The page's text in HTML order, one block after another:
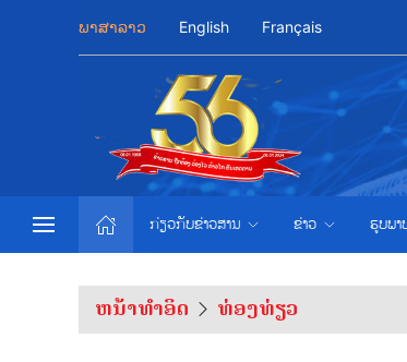
ພາສາລາວ English Français
ກ່ຽວກັບຂ່າວສານ ຂ່າວ ຮູບພາ
ຫນ້າທຳອິດ ທ່ອງທ່ຽວ